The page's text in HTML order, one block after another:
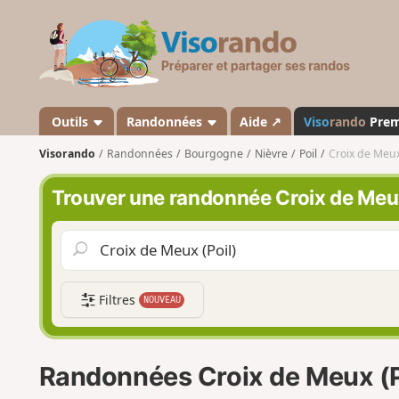
s
a
n
d
o
Outils Randonnées Aide ↗ Visorando
Visorando Randonnées Bourgogne Nièvre Poil Croix de
Trouver une randonnée Croix de
Filtres NOUVEAU
Randonnées Croix de Meux